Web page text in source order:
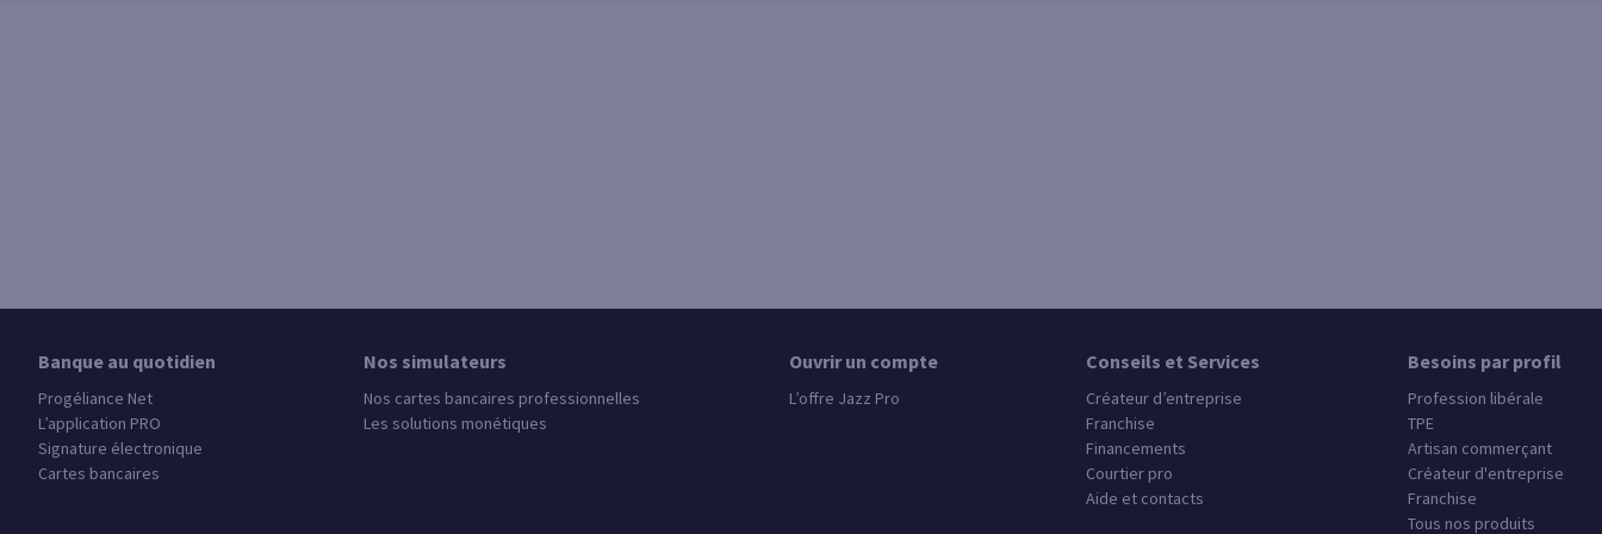
Banque au quotidien
Progéliance Net
L’application PRO
Signature électronique
Cartes bancaires
Nos simulateurs
Nos cartes bancaires professionnelles
Les solutions monétiques
Ouvrir un compte
L’offre Jazz Pro
Conseils et Services
Créateur d’entreprise
Franchise
Financements
Courtier pro
Aide et contacts
Besoins par profil
Profession libérale
TPE
Artisan commerçant
Créateur d'entreprise
Franchise
Tous nos produits